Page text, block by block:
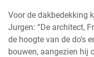
Voor de dakbedekking
Jurgen: “De architect,
de hoogte van de do’s
bouwen, aangezien hij